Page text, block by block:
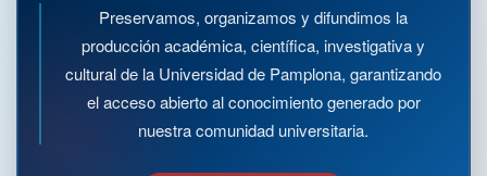
Preservamos, organizamos y difundimos la
producción académica, científica, investigativa y
cultural de la Universidad de Pamplona, garantizando
el acceso abierto al conocimiento generado por
nuestra comunidad universitaria.